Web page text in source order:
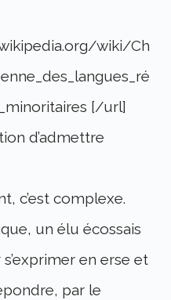
wiki/Ch
[/url]
d’admettre
c’est complexe.
un élu écossais
en erse et
par le